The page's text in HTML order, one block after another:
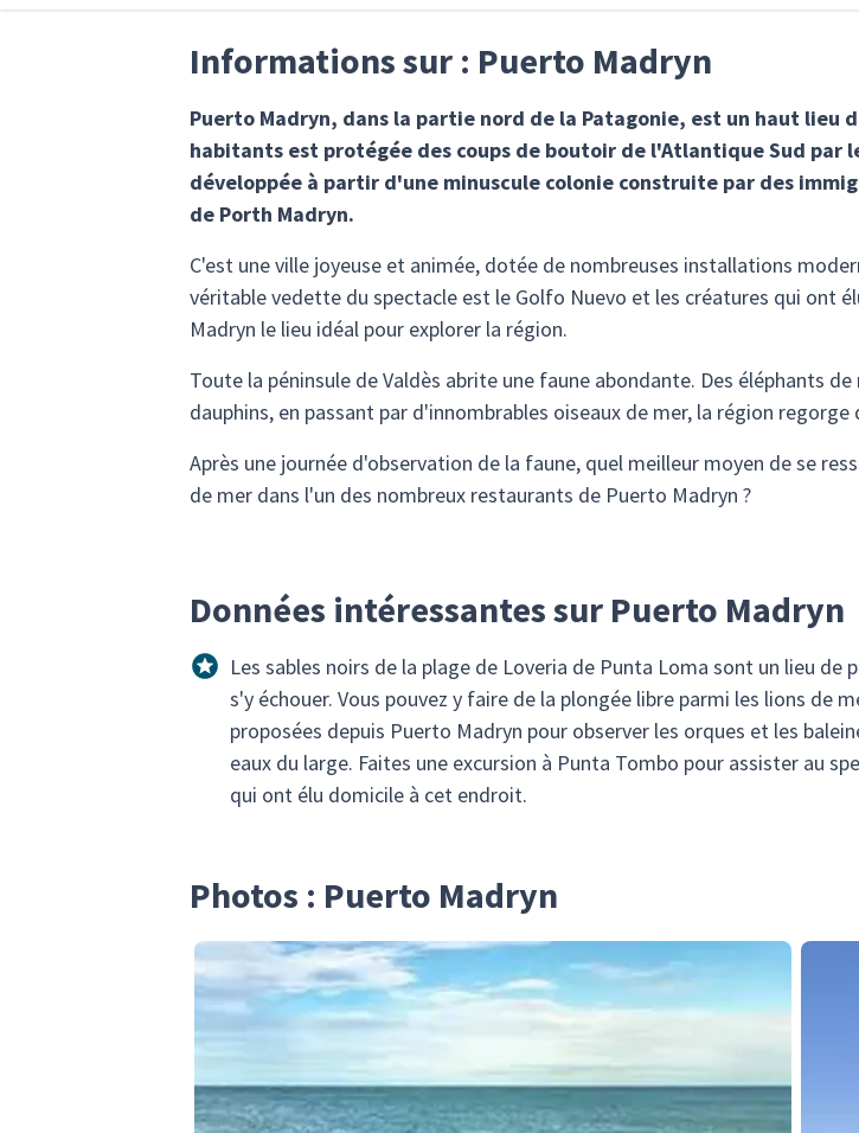
Informations sur : Puerto Madryn
Puerto Madryn, dans la partie nord de la Patagonie, est un haut lieu
habitants est protégée des coups de boutoir de l'Atlantique Sud par
développée à partir d'une minuscule colonie construite par des
de Porth Madryn.
C'est une ville joyeuse et animée, dotée de nombreuses installations
véritable vedette du spectacle est le Golfo Nuevo et les créatures qui ont
Madryn le lieu idéal pour explorer la région.
Toute la péninsule de Valdès abrite une faune abondante. Des éléphants
dauphins, en passant par d'innombrables oiseaux de mer, la région regorge
Après une journée d'observation de la faune, quel meilleur moyen de se
de mer dans l'un des nombreux restaurants de Puerto Madryn ?
Données intéressantes sur Puerto Madryn
Les sables noirs de la plage de Loveria de Punta Loma sont un lieu
s'y échouer. Vous pouvez y faire de la plongée libre parmi les lions de
proposées depuis Puerto Madryn pour observer les orques et les
eaux du large. Faites une excursion à Punta Tombo pour assister au
qui ont élu domicile à cet endroit.
Photos : Puerto Madryn